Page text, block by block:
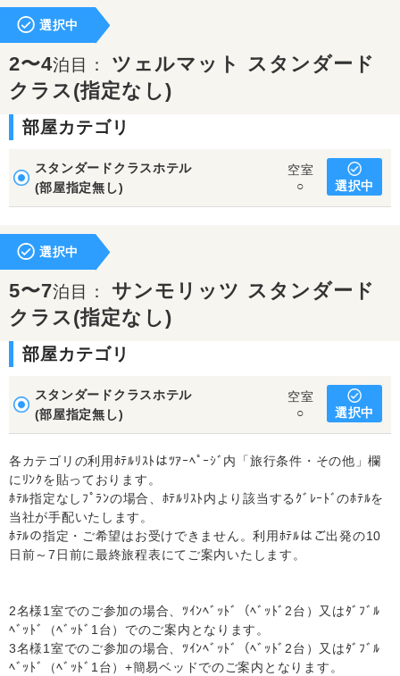
選択中
2〜4泊目： ツェルマット スタンダード
クラス(指定なし)
部屋カテゴリ
スタンダードクラスホテル
(部屋指定無し)
空室
○
選択中
選択中
5〜7泊目： サンモリッツ スタンダード
クラス(指定なし)
部屋カテゴリ
スタンダードクラスホテル
(部屋指定無し)
空室
○
選択中
各カテゴリの利用ﾎﾃﾙﾘｽﾄはﾂｱｰﾍﾟｰｼﾞ内「旅行条件・その他」欄
にﾘﾝｸを貼っております。
ﾎﾃﾙ指定なしﾌﾟﾗﾝの場合、ﾎﾃﾙﾘｽﾄ内より該当するｸﾞﾚｰﾄﾞのﾎﾃﾙを
当社が手配いたします。
ﾎﾃﾙの指定・ご希望はお受けできません。利用ﾎﾃﾙはご出発の10
日前～7日前に最終旅程表にてご案内いたします。
2名様1室でのご参加の場合、ﾂｲﾝﾍﾞｯﾄﾞ（ﾍﾞｯﾄﾞ2台）又はﾀﾞﾌﾞﾙ
ﾍﾞｯﾄﾞ（ﾍﾞｯﾄﾞ1台）でのご案内となります。
3名様1室でのご参加の場合、ﾂｲﾝﾍﾞｯﾄﾞ（ﾍﾞｯﾄﾞ2台）又はﾀﾞﾌﾞﾙ
ﾍﾞｯﾄﾞ（ﾍﾞｯﾄﾞ1台）+簡易ベッドでのご案内となります。